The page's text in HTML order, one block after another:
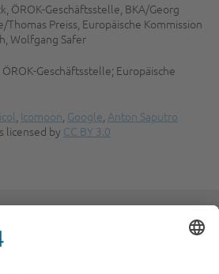
ÖROK-Geschäftsstelle, BKA/Georg
Thomas Preiss, Europäische Kommission
Wolfgang Safer
Geschäftsstelle; Europäische
Icomoon Google Anton Saputro
licensed by CC BY 3.0
der Seite hilfreich?